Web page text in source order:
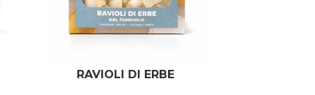
RAVIOLI DI ERBE